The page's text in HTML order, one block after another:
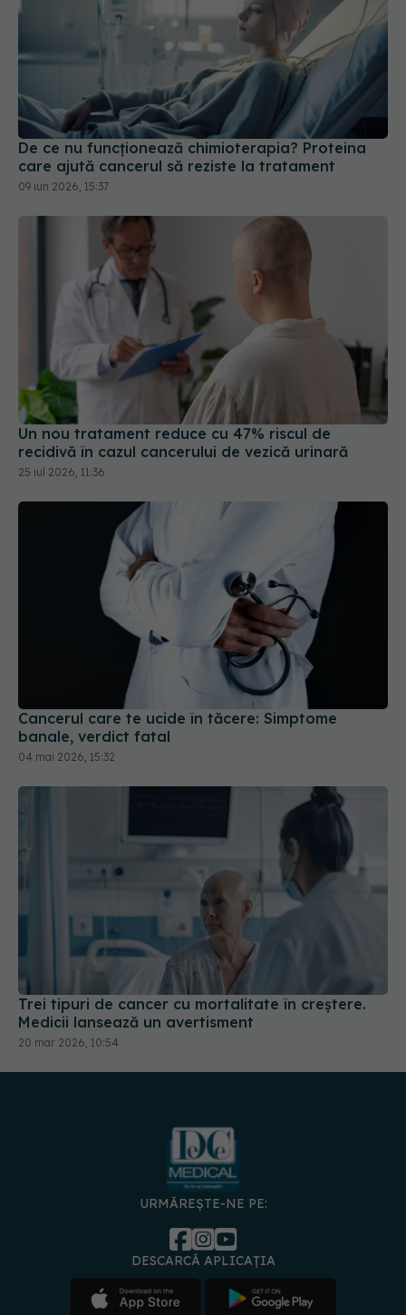
De ce nu funcționează chimioterapia? Proteina
care ajută cancerul să reziste la tratament
09 iun 2026, 15:37
Un nou tratament reduce cu 47% riscul de
recidivă în cazul cancerului de vezică urinară
25 iul 2026, 11:36
Cancerul care te ucide în tăcere: Simptome
banale, verdict fatal
04 mai 2026, 15:32
Trei tipuri de cancer cu mortalitate în creștere.
Medicii lansează un avertisment
20 mar 2026, 10:54
URMĂREȘTE-NE PE:
DESCARCĂ APLICAȚIA